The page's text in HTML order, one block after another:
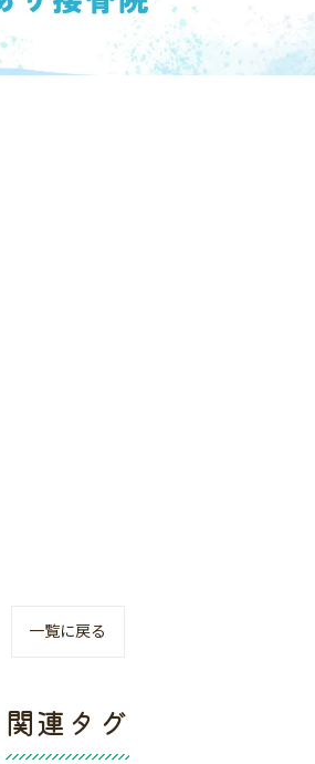
一覧に戻る
関連タグ